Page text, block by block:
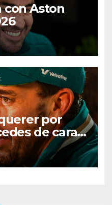
con Aston
por
de cara a